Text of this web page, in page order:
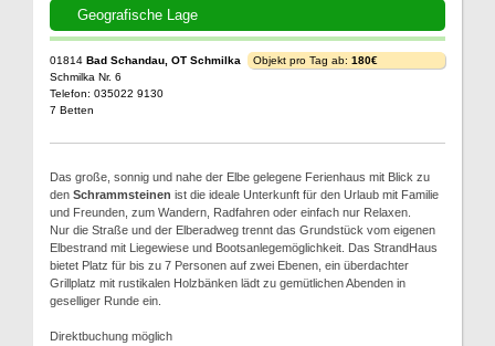
Geografische Lage
01814 Bad Schandau, OT Schmilka
Schmilka Nr. 6
Telefon: 035022 9130
7 Betten
Objekt pro Tag ab: 180€
Das große, sonnig und nahe der Elbe gelegene Ferienhaus mit Blick zu
den Schrammsteinen ist die ideale Unterkunft für den Urlaub mit Familie
und Freunden, zum Wandern, Radfahren oder einfach nur Relaxen.
Nur die Straße und der Elberadweg trennt das Grundstück vom eigenen
Elbestrand mit Liegewiese und Bootsanlegemöglichkeit. Das StrandHaus
bietet Platz für bis zu 7 Personen auf zwei Ebenen, ein überdachter
Grillplatz mit rustikalen Holzbänken lädt zu gemütlichen Abenden in
geselliger Runde ein.
Direktbuchung möglich